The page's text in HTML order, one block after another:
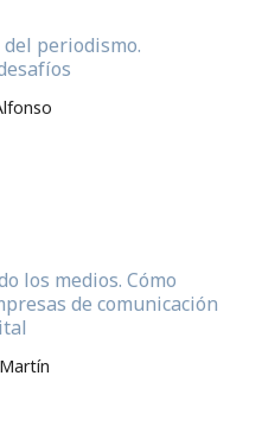
periodismo.
los medios. Cómo
de comunicación